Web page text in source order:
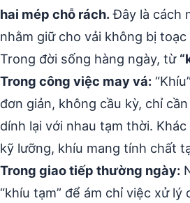
hai mép chỗ rách.Đây là cách
nhằm giữ cho vải không bị
Trong đời sống hàng ngày, từ
Trong công việc may vá:
đơn giản, không cầu kỳ, chỉ
dính lại với nhau tạm thời. Khác
kỹ lưỡng, khíu mang tính chất
Trong giao tiếp thường ngày:
“khíu tạm” để ám chỉ việc xử lý